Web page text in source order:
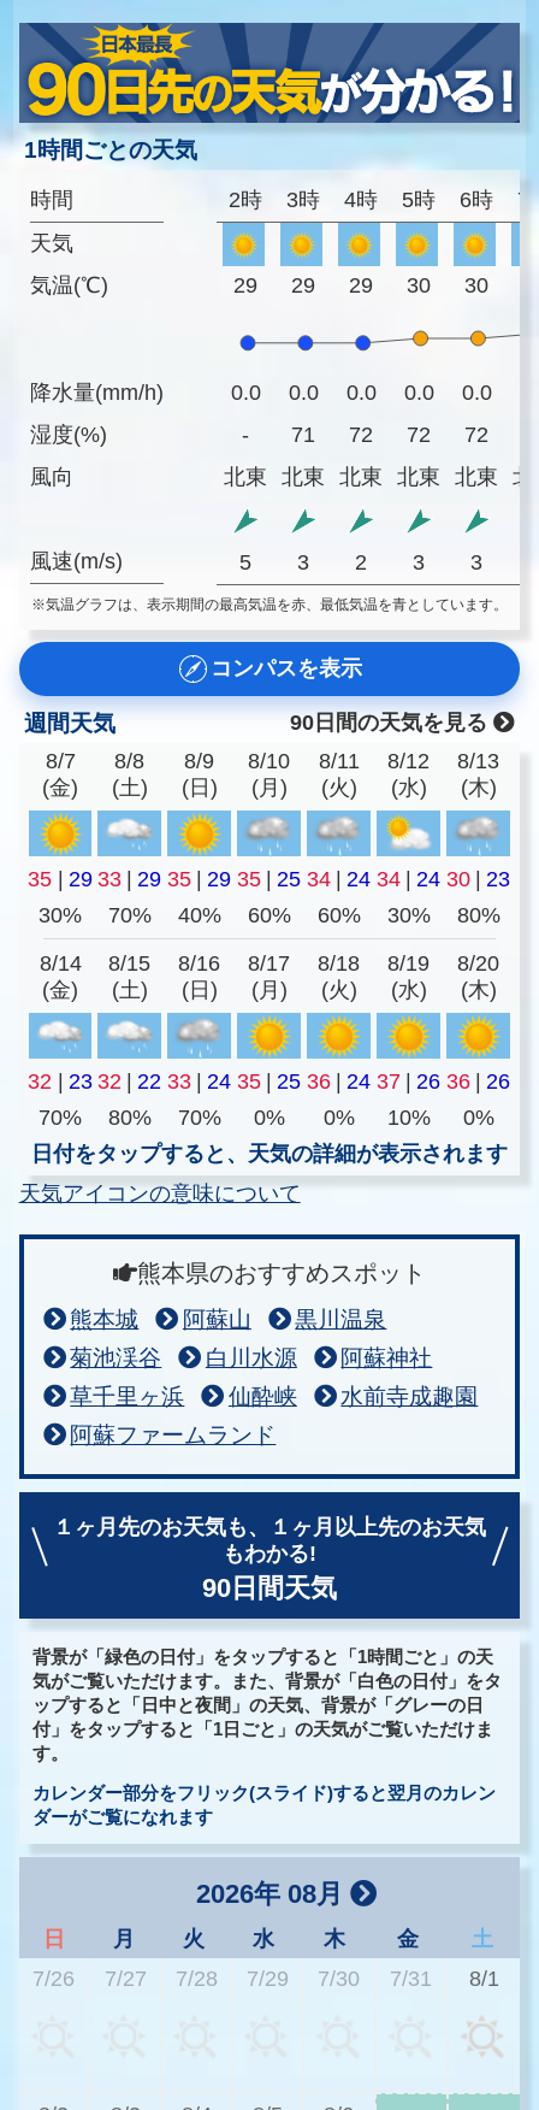
1時間ごとの天気
時間
天気
気温(℃)
降水量(mm/h)
湿度(%)
風向
風速(m/s)
2時 3時 4時 5時 6時 7
29 29 29 30 30
0.0 0.0 0.0 0.0 0.0
-
71 72 72 72
北東
北東 北東 北東 北東 北
5 3 2 3 3
※気温グラフは、表示期間の最高気温を赤、最低気温を青としています。
コンパスを表示
週間天気
90日間の天気を見る
8/7
(金)
8/8
(土)
8/9
(日)
8/10
(月)
8/11
(火)
8/12
(水)
8/13
(木)
35 | 29 33 | 29 35 | 29 35 | 25 34 | 24 34 | 24 30 | 23
30%
70% 40% 60% 60% 30% 80%
8/14
(金)
8/15
(土)
8/16
(日)
8/17
(月)
8/18
(火)
8/19
(水)
8/20
(木)
32 | 23 32 | 22 33 | 24 35 | 25 36 | 24 37 | 26 36 | 26
70%
80% 70% 0% 0% 10%
0%
日付をタップすると、天気の詳細が表示されます
天気アイコンの意味について
熊本県のおすすめスポット
熊本城 阿蘇山
黒川温泉
菊池渓谷
白川水源
阿蘇神社
草千里ヶ浜
仙酔峡
水前寺成趣園
阿蘇ファームランド
１ヶ月先のお天気も、
１ヶ月以上先のお天気
もわかる!
90日間天気
背景が「緑色の日付」をタップすると「1時間ごと」の天
気がご覧いただけます。また、背景が「白色の日付」をタ
ップすると「日中と夜間」の天気、背景が「グレーの日
付」をタップすると「1日ごと」の天気がご覧いただけま
す。
カレンダー部分をフリック(スライド)すると翌月のカレン
ダーがご覧になれます
2026年 08月
日 月 火 水 木 金
土
7/26
7/27 7/28 7/29 7/30 7/31 8/1